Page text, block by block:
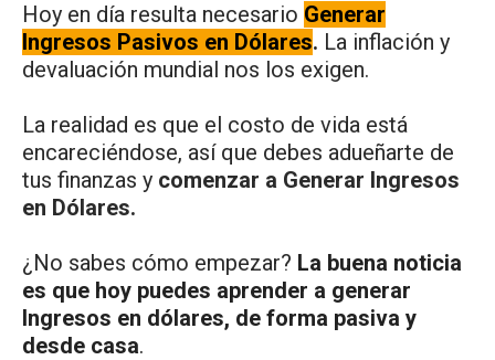
Hoy en día resulta necesario Generar
Ingresos Pasivos en Dólares. La inflación y
devaluación mundial nos los exigen.
La realidad es que el costo de vida está
encareciéndose, así que debes adueñarte de
tus finanzas y comenzar a Generar Ingresos
en Dólares.
¿No sabes cómo empezar? La buena noticia
es que hoy puedes aprender a generar
Ingresos en dólares, de forma pasiva y
desde casa.